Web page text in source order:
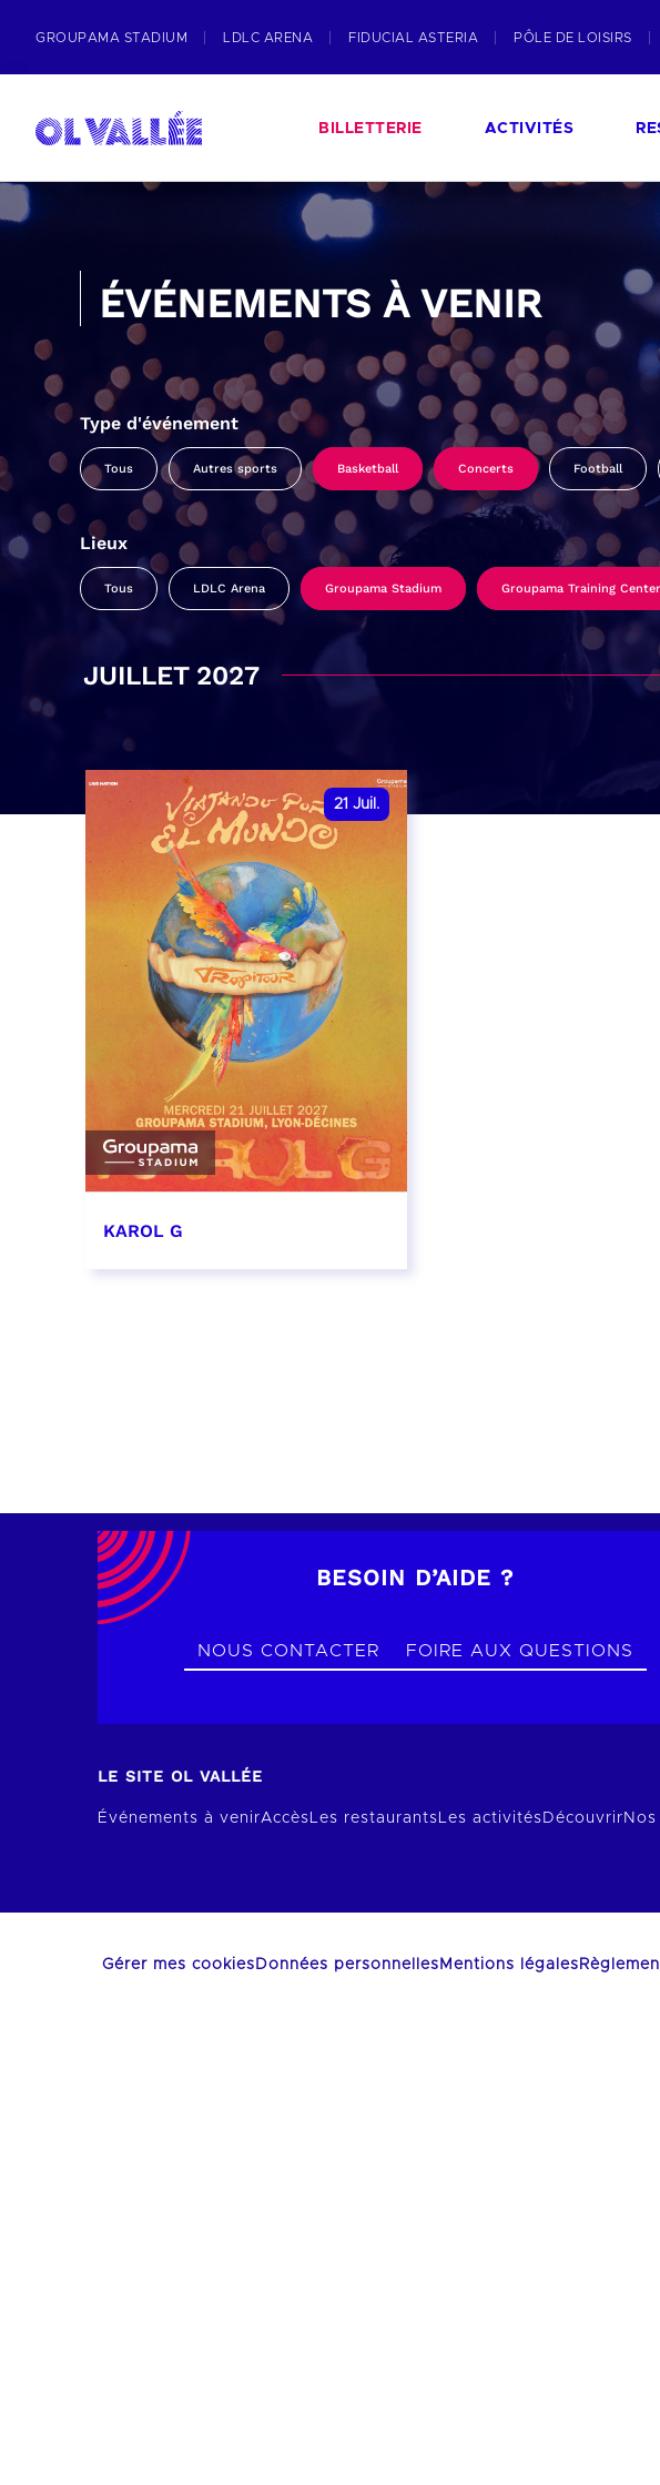
GROUPAMA STADIUM LDLC ARENA FIDUCIAL ASTERIA PÔLE DE LOISIRS
BILLETTERIE ACTIVITÉS
ÉVÉNEMENTS À VENIR
Type d'événement
Tous Autres sports Basketball Concerts Football
Lieux
Tous LDLC Arena Groupama Stadium Groupama Training Center
JUILLET 2027
21 Juil.
KAROL G
BESOIN D’AIDE ?
NOUS CONTACTER FOIRE AUX QUESTIONS
LE SITE OL VALLÉE
Événements à venirAccèsLes restaurantsLes activités Découvrir
Gérer mes cookies Données personnelles Mentions légales